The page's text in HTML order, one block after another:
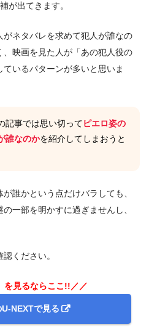
が出てきます。
ネタバレを求めて犯人が誰なの
映画を見た人が「あの犯人役の
いるパターンが多いと思いま
記事では思い切って ピエロ姿の
誰なのかを紹介してしまおうと
誰かという点だけバラしても、
一部を明かすに過ぎませんし、
ください。
を見るならここ!!／／
NEXTで見る